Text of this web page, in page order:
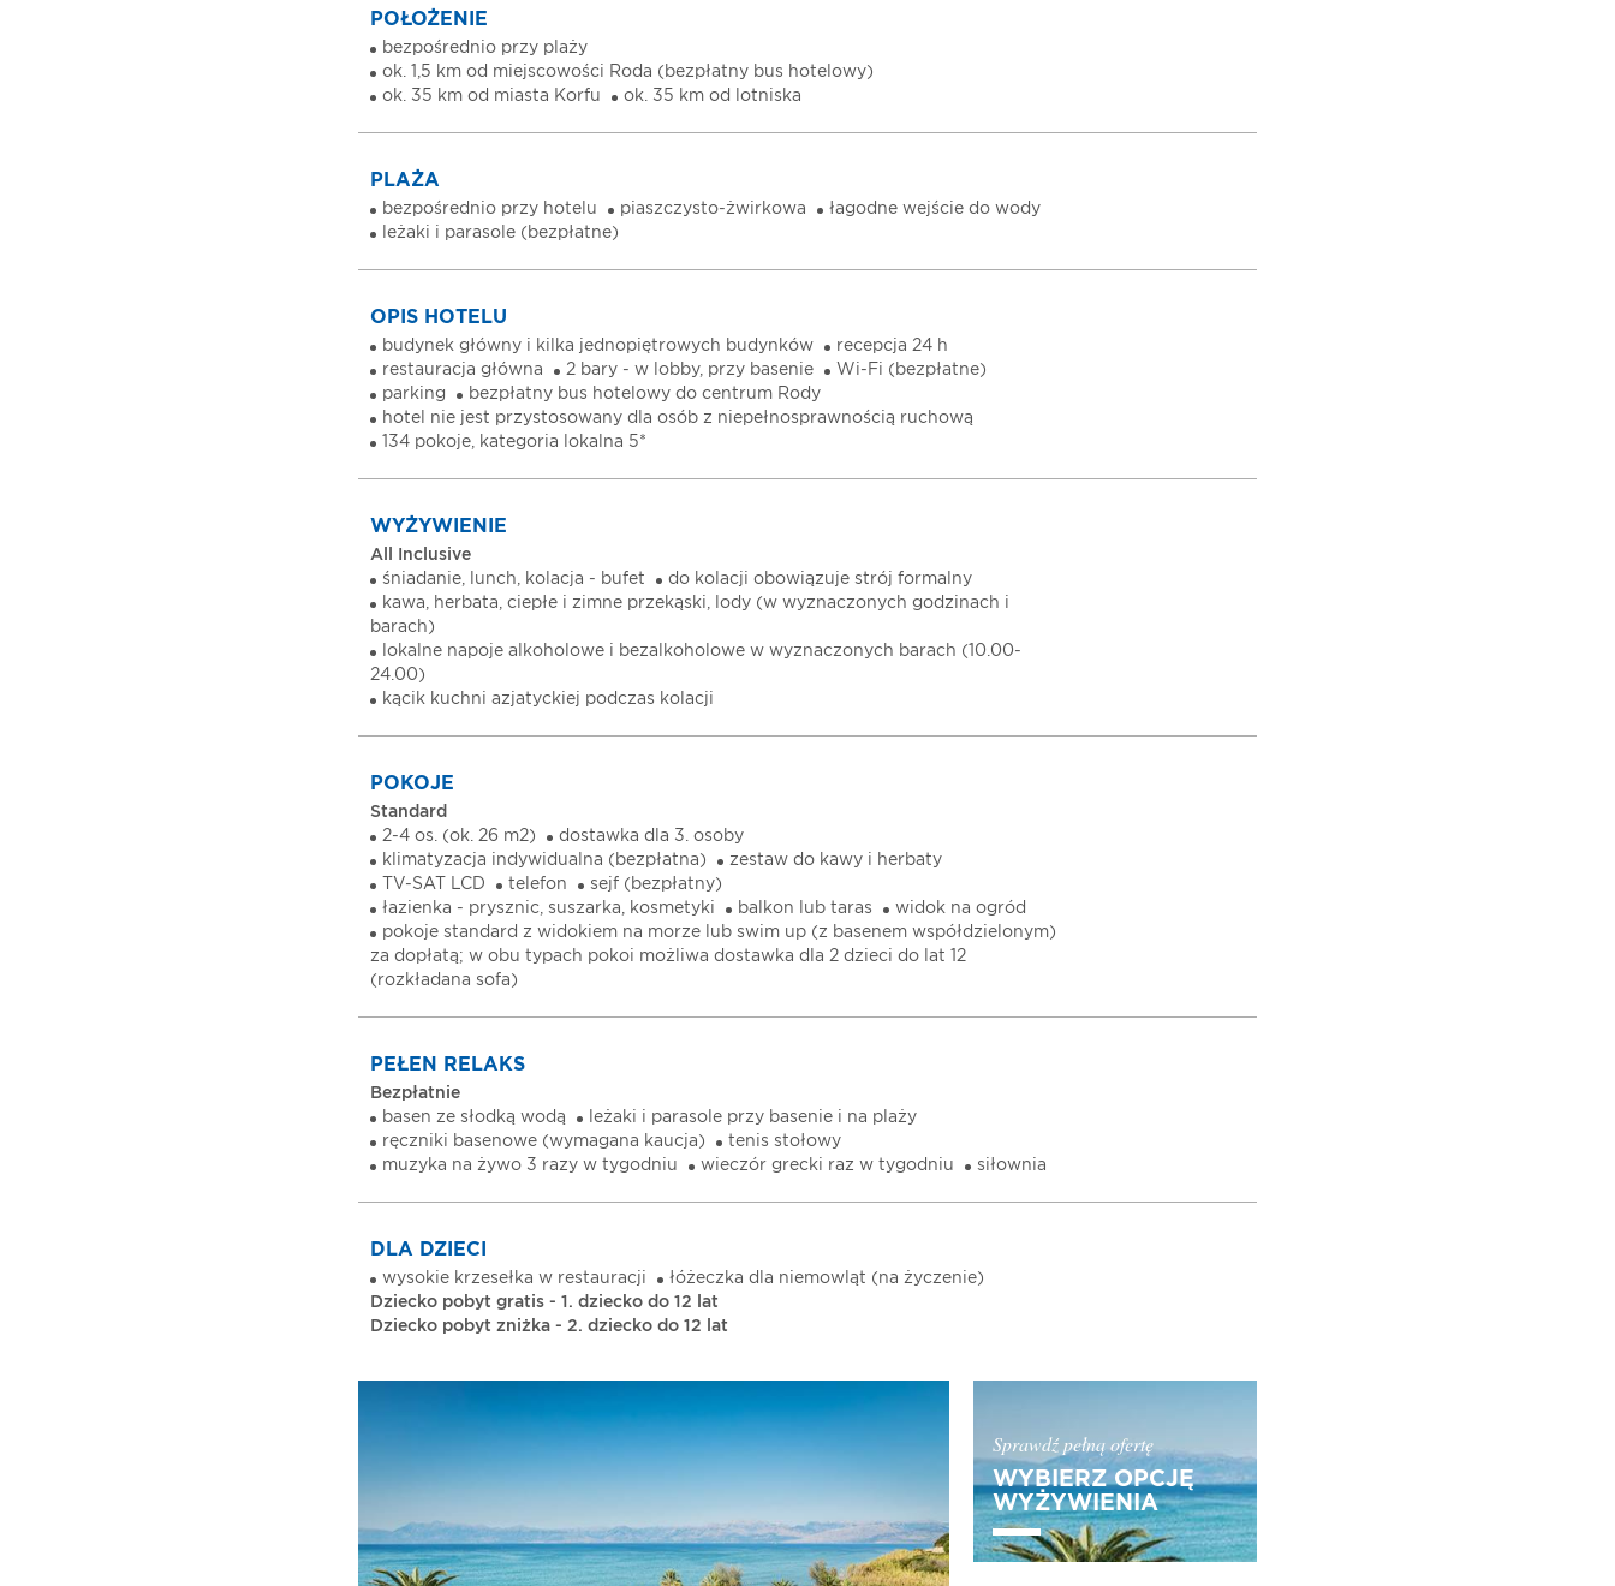
POŁOŻENIE
bezpośrednio przy plaży
ok. 1,5 km od miejscowości Roda (bezpłatny bus hotelowy)
ok. 35 km od miasta Korfu
ok. 35 km od lotniska
PLAŻA
bezpośrednio przy hotelu piaszczysto-żwirkowa
łagodne wejście do wody
leżaki i parasole (bezpłatne)
OPIS HOTELU
budynek główny i kilka jednopiętrowych budynków
recepcja 24 h
restauracja główna
2 bary - w lobby, przy basenie
Wi-Fi (bezpłatne)
parking
bezpłatny bus hotelowy do centrum Rody
hotel nie jest przystosowany dla osób z niepełnosprawnością ruchową
134 pokoje, kategoria lokalna 5*
WYŻYWIENIE
All Inclusive
śniadanie, lunch, kolacja - bufet
do kolacji obowiązuje strój formalny
kawa, herbata, ciepłe i zimne przekąski, lody (w wyznaczonych godzinach i
barach)
lokalne napoje alkoholowe i bezalkoholowe w wyznaczonych barach (10.00-
24.00)
kącik kuchni azjatyckiej podczas kolacji
POKOJE
Standard
2-4 os. (ok. 26 m2)
dostawka dla 3. osoby
klimatyzacja indywidualna (bezpłatna)
zestaw do kawy i herbaty
TV-SAT LCD
telefon
sejf (bezpłatny)
łazienka - prysznic, suszarka, kosmetyki
balkon lub taras
widok na ogród
pokoje standard z widokiem na morze lub swim up (z basenem współdzielonym)
za dopłatą; w obu typach pokoi możliwa dostawka dla 2 dzieci do lat 12
(rozkładana sofa)
PEŁEN RELAKS
Bezpłatnie
basen ze słodką wodą
leżaki i parasole przy basenie i na plaży
ręczniki basenowe (wymagana kaucja)
tenis stołowy
muzyka na żywo 3 razy w tygodniu
wieczór grecki raz w tygodniu siłownia
DLA DZIECI
wysokie krzesełka w restauracji
łóżeczka dla niemowląt (na życzenie)
Dziecko pobyt gratis - 1. dziecko do 12 lat
Dziecko pobyt zniżka - 2. dziecko do 12 lat
Sprawdź pełną ofertę
WYBIERZ OPCJĘ
WYŻYWIENIA